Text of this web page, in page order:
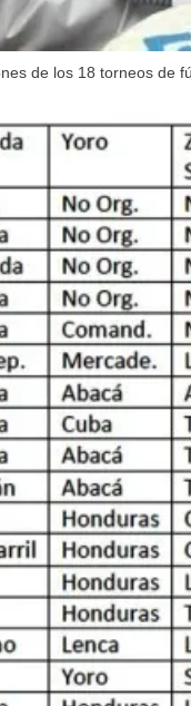
de los 18 torneos de